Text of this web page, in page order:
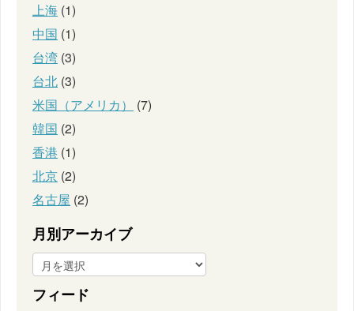
上海 (1)
中国 (1)
台湾 (3)
台北 (3)
米国（アメリカ）
(7)
韓国 (2)
香港 (1)
北京 (2)
名古屋 (2)
月別アーカイブ
フィード